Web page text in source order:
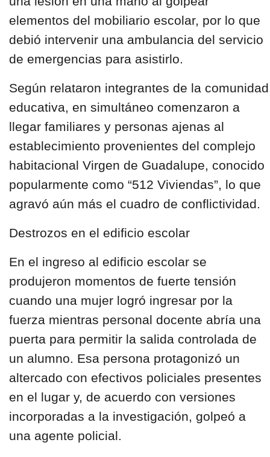
elementos del mobiliario escolar, por lo que
debió intervenir una ambulancia del servicio
de emergencias para asistirlo.
Según relataron integrantes de la comunidad
educativa, en simultáneo comenzaron a
llegar familiares y personas ajenas al
establecimiento provenientes del complejo
habitacional Virgen de Guadalupe, conocido
popularmente como “512 Viviendas”, lo que
agravó aún más el cuadro de conflictividad.
Destrozos en el edificio escolar
En el ingreso al edificio escolar se
produjeron momentos de fuerte tensión
cuando una mujer logró ingresar por la
fuerza mientras personal docente abría una
puerta para permitir la salida controlada de
un alumno. Esa persona protagonizó un
altercado con efectivos policiales presentes
en el lugar y, de acuerdo con versiones
incorporadas a la investigación, golpeó a
una agente policial.